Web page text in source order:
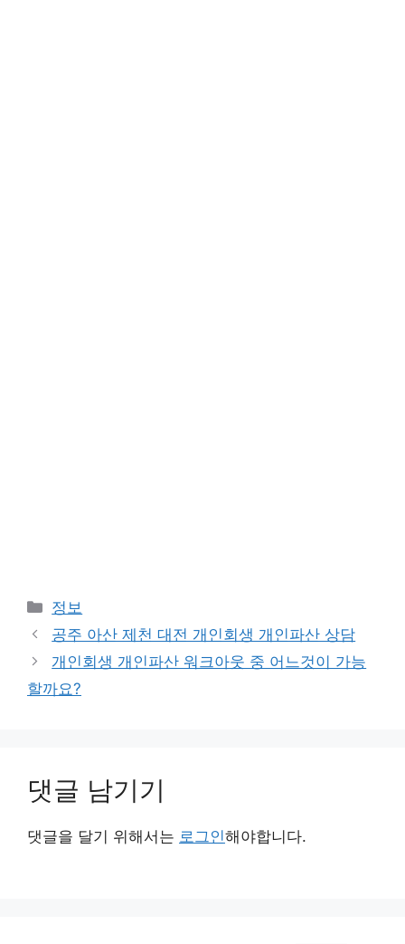
카
테
리
정보
공주 아산 제천 대전 개인회생 개인파산 상담
개인회생 개인파산 워크아웃 중 어느것이 가능
할까요?
댓글 남기기
댓글을 달기 위해서는 로그인해야합니다.